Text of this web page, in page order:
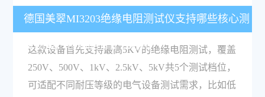
德国美翠MI3203绝缘电阻测试仪支持哪些核心测
试功能，各功能有什么作用？
这款设备首先支持最高5KV的绝缘电阻测试，覆盖
250V、500V、1kV、2.5kV、5kV共5个测试档位，
可适配不同耐压等级的电气设备测试需求，比如低